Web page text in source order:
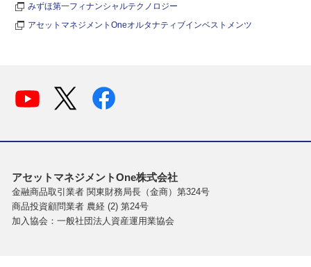
みずほ第一フィナンシャルテクノロジー
アセットマネジメントOneオルタナティブインベストメンツ
アセットマネジメントOne株式会社
金融商品取引業者 関東財務局長（金商）第324号
商品投資顧問業者 農経 (2) 第24号
加入協会：一般社団法人資産運用業協会